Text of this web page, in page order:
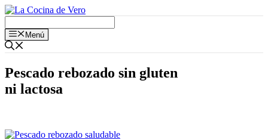
Saltar
al
contenido
Menú
Pescado rebozado sin gluten
ni lactosa